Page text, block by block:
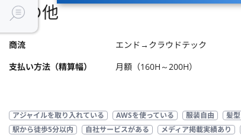
その他
商流
エンド→クラウドテック
支払い方法（精算幅）
月額（160H～200H）
アジャイルを取り入れている AWSを使っている 服装自由 髪
駅から徒歩5分以内
自社サービスがある メディア掲載実績あり